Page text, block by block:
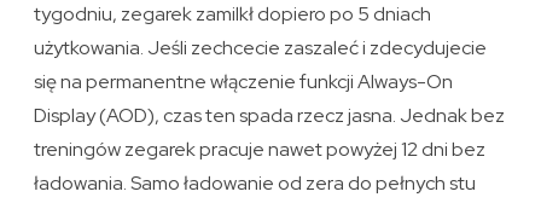
tygodniu, zegarek zamilkł dopiero po 5 dniach
użytkowania. Jeśli zechcecie zaszaleć i zdecydujecie
się na permanentne włączenie funkcji Always-On
Display (AOD), czas ten spada rzecz jasna. Jednak bez
treningów zegarek pracuje nawet powyżej 12 dni bez
ładowania. Samo ładowanie od zera do pełnych stu